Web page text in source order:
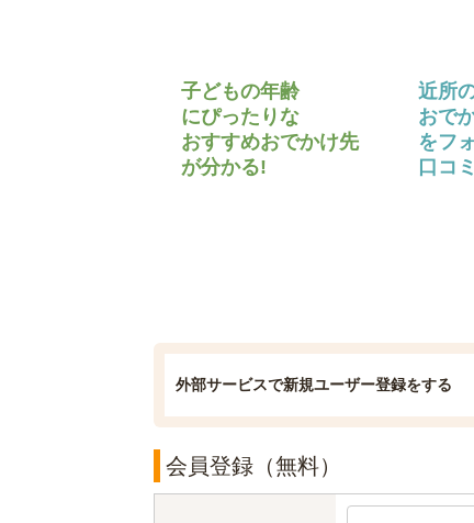
子どもの年齢
にぴったりな
おすすめおでかけ先
が分かる!
近所
おで
をフ
口コ
外部サービスで新規ユーザー登録をする
会員登録（無料）